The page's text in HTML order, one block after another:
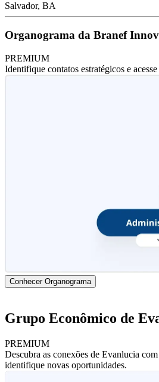
Salvador, BA
Organograma da Branef
PREMIUM
Identifique contatos estratégicos e
Conhecer Organograma
Grupo Econômico de
PREMIUM
Descubra as conexões de Evanlucia com
identifique novas oportunidades.